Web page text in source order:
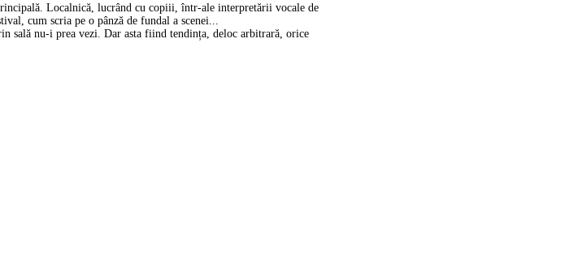
Localnică, lucrând cu copiii, într-ale interpretării vocale de
cum scria pe o pânză de fundal a scenei...
sală nu-i prea vezi. Dar asta fiind tendința, deloc arbitrară, orice